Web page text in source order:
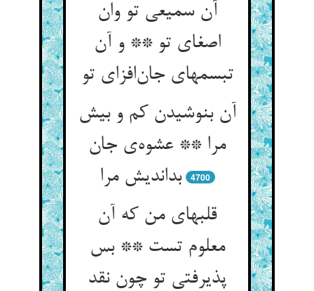
آن سمیعی تو وان
اصغای تو ** و آن
تبسمهای جان‌افزای تو
آن بنوشیدن کم و بیش
مرا ** عشوه‌ی جان
بداندیش مرا
4700
قلبهای من که آن
معلوم تست ** بس
پذیرفتی تو چون نقد